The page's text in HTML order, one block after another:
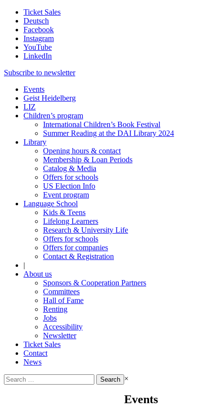
Ticket Sales
Deutsch
Facebook
Instagram
YouTube
LinkedIn
Subscribe to newsletter
Events
Geist Heidelberg
LIZ
Children’s program
International Children’s Book Festival
Summer Reading at the DAI Library 2024
Library
Opening hours & contact
Membership & Loan Periods
Catalog & Media
Offers for schools
US Election Info
Event program
Language School
Kids & Teens
Lifelong Learners
Research & University Life
Offers for schools
Offers for companies
Contact & Registration
|
About us
Sponsors & Cooperation Partners
Committees
Hall of Fame
Renting
Jobs
Accessibility
Newsletter
Ticket Sales
Contact
News
Search
for:
×
Events